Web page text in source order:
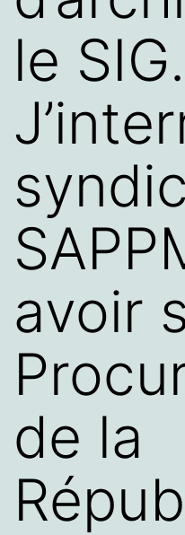
le SIG.
avoir
de la